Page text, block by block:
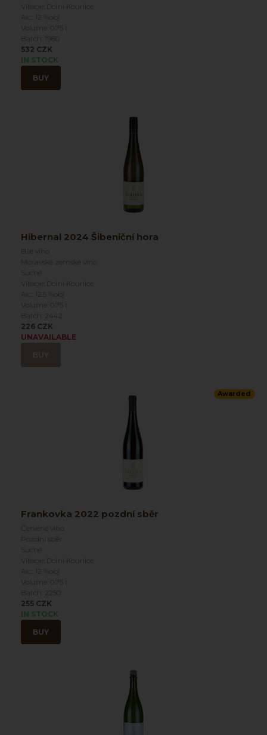
Village: Dolní Kounice
Alc.: 12 %obj
Volume: 0.75 l
Batch: 1960
532 CZK
IN STOCK
BUY
Hibernal 2024 Šibeniční hora
Bílé víno
Moravské zemské víno
Suché
Village: Dolní Kounice
Alc.: 12.5 %obj
Volume: 0.75 l
Batch: 2442
226 CZK
UNAVAILABLE
Awarded
Frankovka 2022 pozdní sběr
Červené víno
Pozdní sběr
Suché
Village: Dolní Kounice
Alc.: 12 %obj
Volume: 0.75 l
Batch: 2250
255 CZK
IN STOCK
BUY